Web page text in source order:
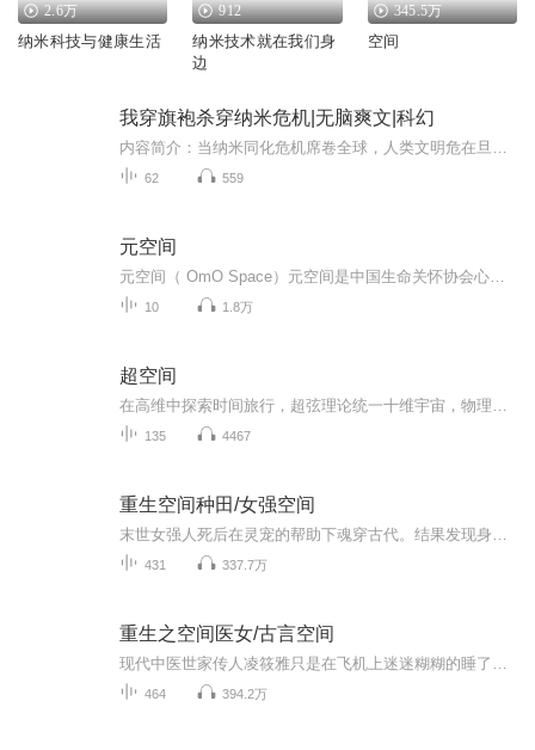
2.6万
纳米科技与健康生活
912
纳米技术就在我们身
边
345.5万
空间
我穿旗袍杀穿纳米危机|无脑爽文|科幻
62 559
元空间
10 1.8万
超空间
135 4467
重生空间种田/女强空间
431 337.7万
重生之空间医女/古言空间
464 394.2万